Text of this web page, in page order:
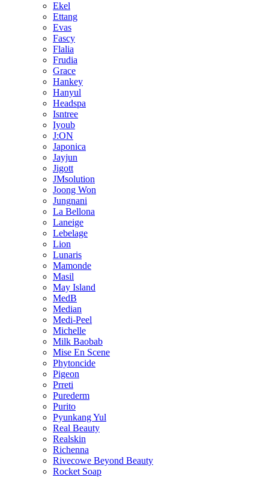
Ekel
Ettang
Evas
Fascy
Flalia
Frudia
Grace
Hankey
Hanyul
Headspa
Isntree
Iyoub
J:ON
Japonica
Jayjun
Jigott
JMsolution
Joong Won
Jungnani
La Bellona
Laneige
Lebelage
Lion
Lunaris
Mamonde
Masil
May Island
MedB
Median
Medi-Peel
Michelle
Milk Baobab
Mise En Scene
Phytoncide
Pigeon
Prreti
Purederm
Purito
Pyunkang Yul
Real Beauty
Realskin
Richenna
Rivecowe Beyond Beauty
Rocket Soap